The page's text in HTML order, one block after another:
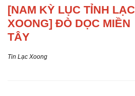
[NAM KỲ LỤC TỈNH LẠC
XOONG] ĐÒ DỌC MIỀN
TÂY
Tin Lạc Xoong